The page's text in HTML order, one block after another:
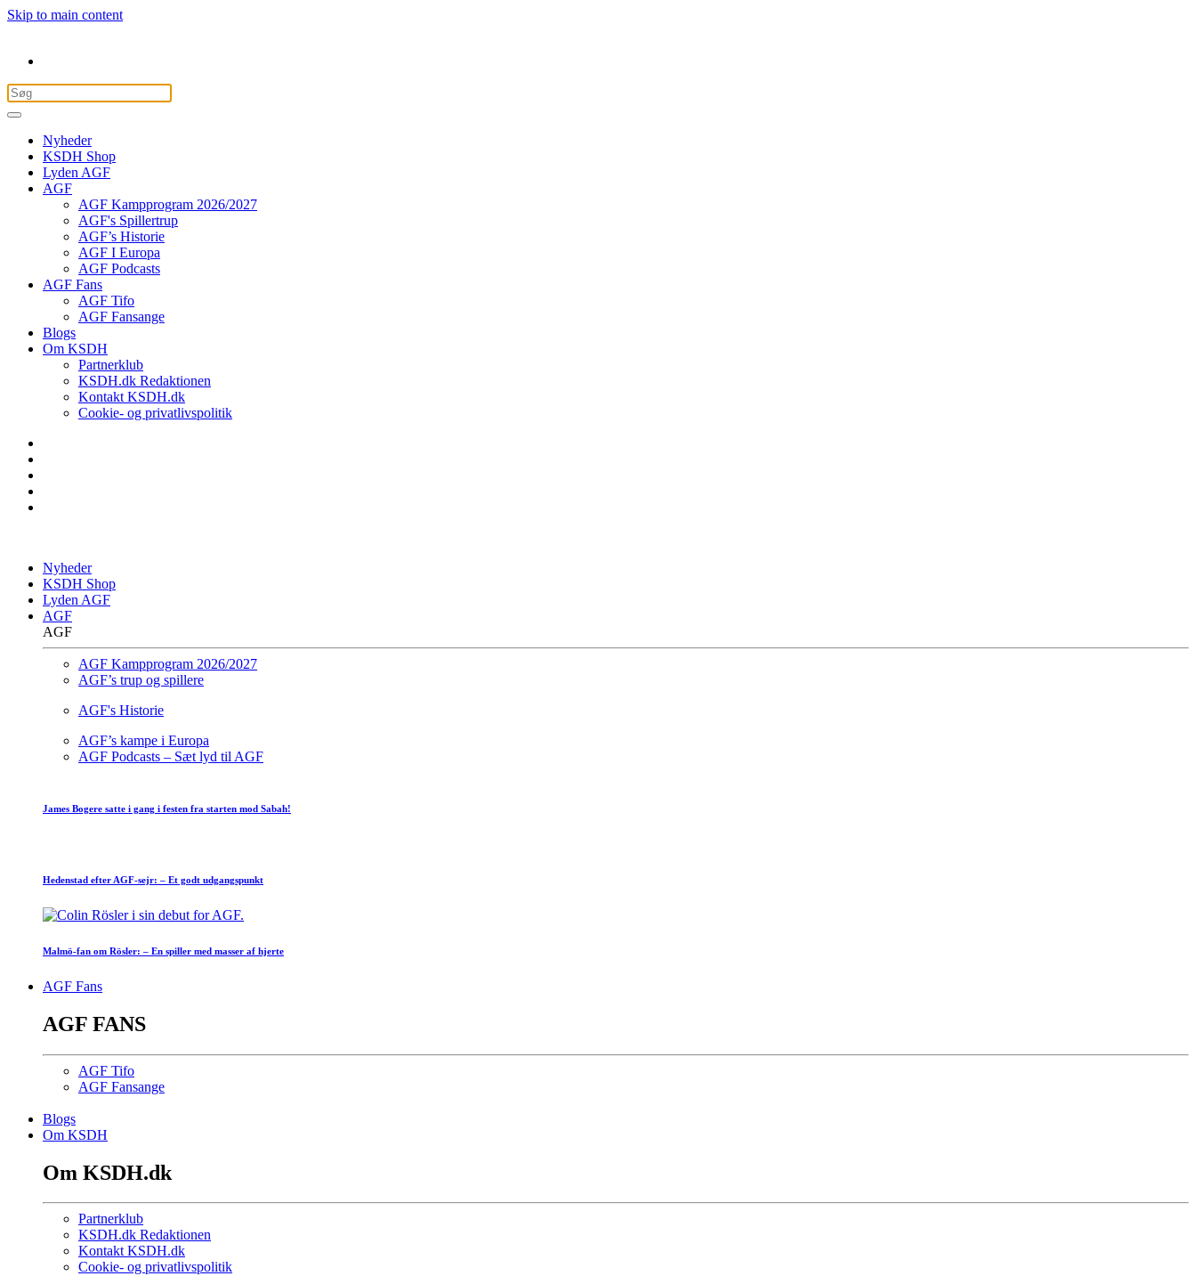
Skip to main content
Nyheder
KSDH Shop
Lyden AGF
AGF
AGF Kampprogram 2026/2027
AGF's Spillertrup
AGF’s Historie
AGF I Europa
AGF Podcasts
AGF Fans
AGF Tifo
AGF Fansange
Blogs
Om KSDH
Partnerklub
KSDH.dk Redaktionen
Kontakt KSDH.dk
Cookie- og privatlivspolitik
Nyheder
KSDH Shop
Lyden AGF
AGF
AGF
AGF Kampprogram 2026/2027
AGF’s trup og spillere
AGF's Historie
AGF’s kampe i Europa
AGF Podcasts – Sæt lyd til AGF
James Bogere satte i gang i festen fra starten mod Sabah!
Hedenstad efter AGF-sejr: – Et godt udgangspunkt
Malmö-fan om Rösler: – En spiller med masser af hjerte
AGF Fans
AGF FANS
AGF Tifo
AGF Fansange
Blogs
Om KSDH
Om KSDH.dk
Partnerklub
KSDH.dk Redaktionen
Kontakt KSDH.dk
Cookie- og privatlivspolitik